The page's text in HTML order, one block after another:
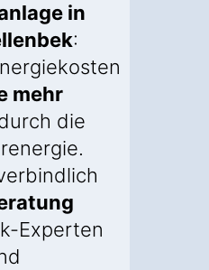
in
:
mehr
die
Experten